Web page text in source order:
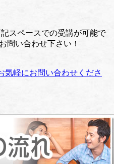
スペースでの受講が可能で
問い合わせ下さい！
気軽にお問い合わせくださ